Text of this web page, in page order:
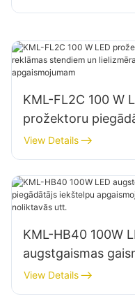
KML-FL2C 100 W
prožektoru
reklāmas stendiem
izkārtņu
View Details
KML-HB40 100W
augstgaismas
piegādātājs
apgaismojumam
View Details